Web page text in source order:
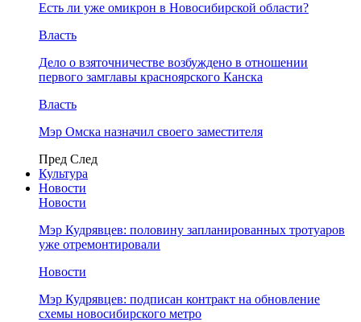
Есть ли уже омикрон в Новосибирской области?
Власть
Дело о взяточничестве возбуждено в отношении
первого замглавы красноярского Канска
Власть
Мэр Омска назначил своего заместителя
Пред След
Культура
Новости
Новости
Мэр Кудрявцев: половину запланированных тротуаров
уже отремонтировали
Новости
Мэр Кудрявцев: подписан контракт на обновление
схемы новосибирского метро